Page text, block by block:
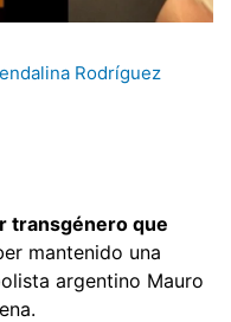
Rodríguez
transgénero que
mantenido una
argentino Mauro